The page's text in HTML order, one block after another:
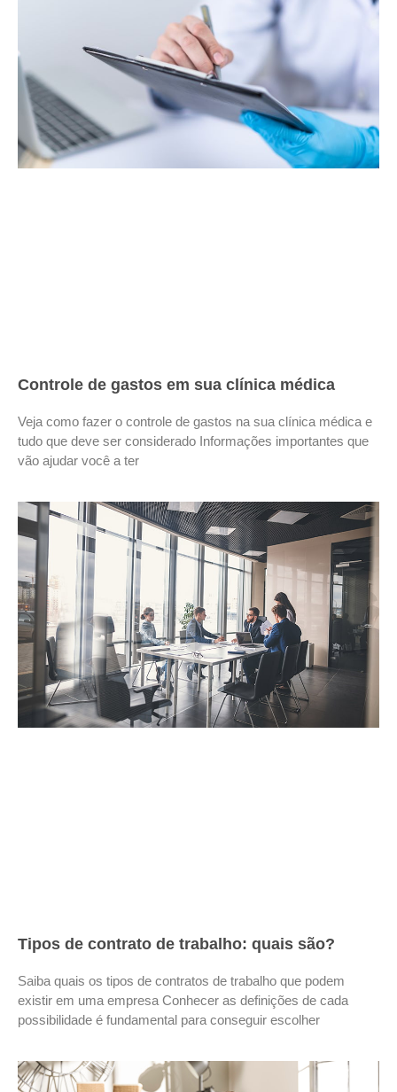
Controle de gastos em sua clínica médica
Veja como fazer o controle de gastos na sua clínica médica e
tudo que deve ser considerado Informações importantes que
vão ajudar você a ter
Tipos de contrato de trabalho: quais são?
Saiba quais os tipos de contratos de trabalho que podem
existir em uma empresa Conhecer as definições de cada
possibilidade é fundamental para conseguir escolher